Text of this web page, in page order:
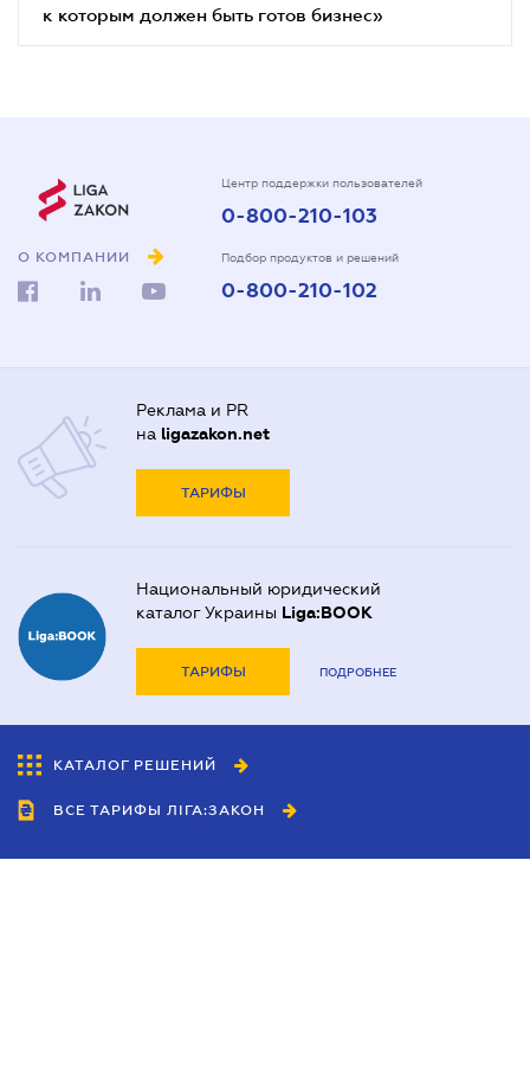
к которым должен быть готов бизнес»
О КОМПАНИИ
Центр поддержки пользователей
0-800-210-103
Подбор продуктов и решений
0-800-210-102
Реклама и PR
на ligazakon.net
ТАРИФЫ
Национальный юридический
каталог Украины Liga:BOOK
ТАРИФЫ ПОДРОБНЕЕ
КАТАЛОГ РЕШЕНИЙ
ВСЕ ТАРИФЫ ЛІГА:ЗАКОН